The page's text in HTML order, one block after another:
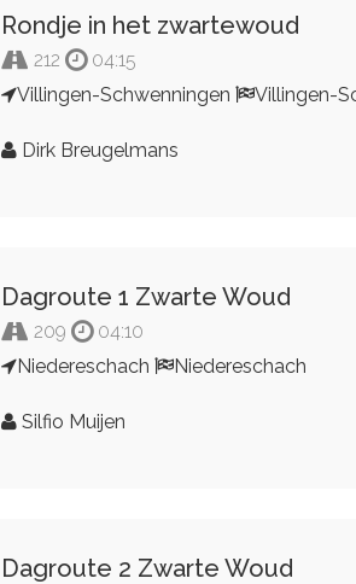
Rondje in het zwartewoud
212
04:15
Villingen-Schwenningen
Villingen-
Dirk Breugelmans
Dagroute 1 Zwarte Woud
209
04:10
Niedereschach
Niedereschach
Silfio Muijen
Dagroute 2 Zwarte Woud